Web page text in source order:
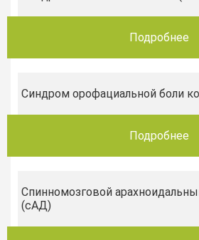
Подробнее
Синдром орофациальной боли
Подробнее
Спинномозговой
(сАД)